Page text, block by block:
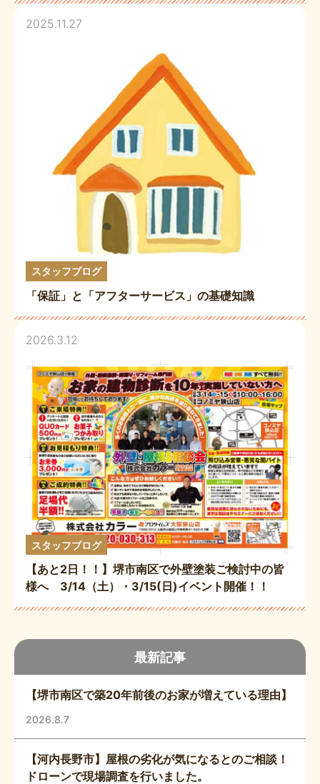
最新記事
【堺市南区で築20年前後のお家が増えている理由】
2026.8.7
【河内長野市】屋根の劣化が気になるとのご相談！
ドローンで現場調査を行いました。
2025.11.27
スタッフブログ
「保証」と「アフターサービス」の基礎知識
2026.3.12
スタッフブログ
【あと2日！！】堺市南区で外壁塗装ご検討中の皆
様へ 3/14（土）・3/15(日)イベント開催！！